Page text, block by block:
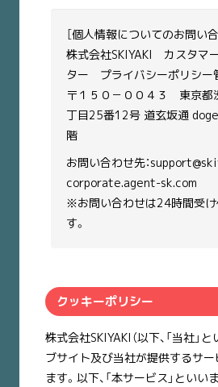
［個人情報についてのお問い合
株式会社SKIYAKI カスタマ
ター プライバシーポリシー
〒１５０－００４３ 東京都
丁目25番12号 道玄坂通
階
お問い合わせ先：
corporate.agent-sk.com
※お問い合わせは24時間受け
す。
クッキーポリシー
株式会社SKIYAKI（以下、「当社」
ブサイト及び当社が提供するサ
ます。以下、「本サービス」といい